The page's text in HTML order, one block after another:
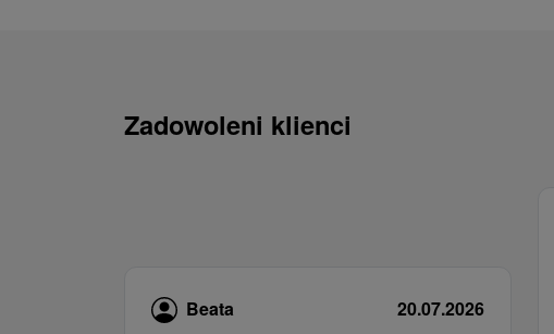
Zadowoleni klienci
Beata 20.07.2026